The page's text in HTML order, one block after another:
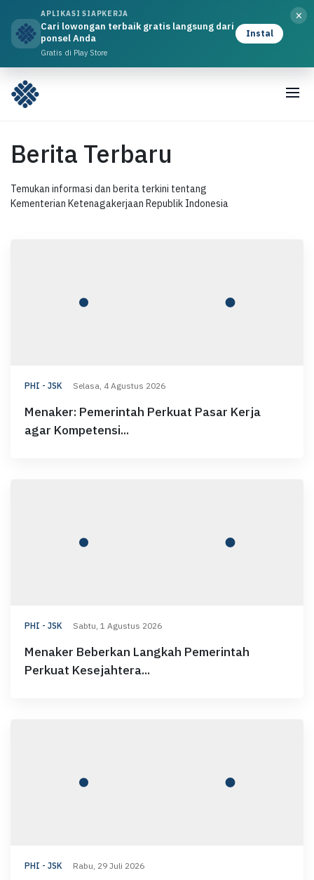
×
APLIKASI SIAPKERJA
Cari lowongan terbaik gratis langsung dari
ponsel Anda
Gratis di Play Store
Instal
Berita Terbaru
Temukan informasi dan berita terkini tentang
Kementerian Ketenagakerjaan Republik Indonesia
PHI - JSK Selasa, 4 Agustus 2026
Menaker: Pemerintah Perkuat Pasar Kerja
agar Kompetensi...
PHI - JSK Sabtu, 1 Agustus 2026
Menaker Beberkan Langkah Pemerintah
Perkuat Kesejahtera...
PHI - JSK Rabu, 29 Juli 2026